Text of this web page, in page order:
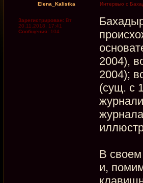
Elena_Kalistka Интервью с
Зарегистрирован: Вт
20.11.2018, 17:41
Сообщения: 104
2004),
2004);
(сущ. с
В своем
и,